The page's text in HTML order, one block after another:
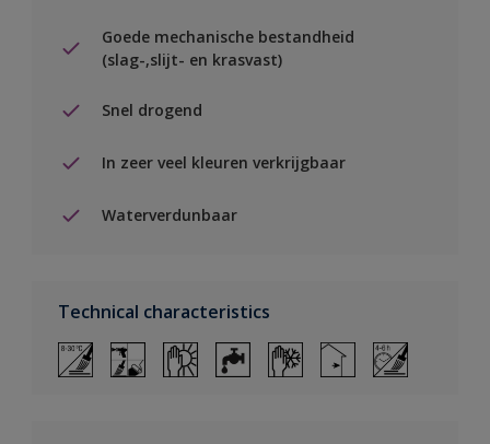
Goede mechanische bestandheid
(slag-,slijt- en krasvast)
Snel drogend
In zeer veel kleuren verkrijgbaar
Waterverdunbaar
Technical characteristics